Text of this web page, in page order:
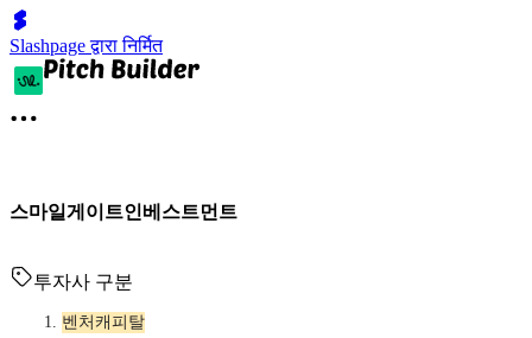
Slashpage द्वारा निर्मित
스마일게이트인베스트먼트
투자사 구분
벤처캐피탈